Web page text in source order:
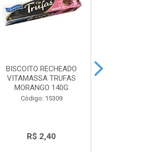
BISCOITO RECHEADO
VITAMASSA TRUFAS
MORANGO 140G
Código: 15309
R$ 2,40